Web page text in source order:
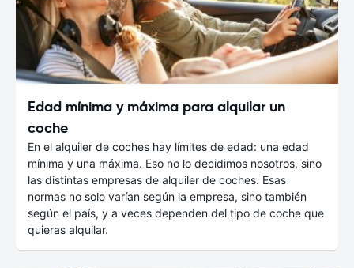
Edad mínima y máxima para alquilar un
coche
En el alquiler de coches hay límites de edad: una edad
mínima y una máxima. Eso no lo decidimos nosotros, sino
las distintas empresas de alquiler de coches. Esas
normas no solo varían según la empresa, sino también
según el país, y a veces dependen del tipo de coche que
quieras alquilar.